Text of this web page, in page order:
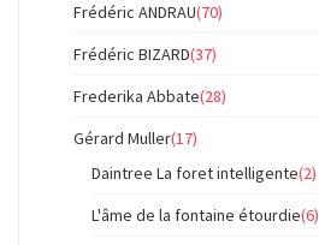
Frédéric ANDRAU(70)
Frédéric BIZARD(37)
Frederika Abbate(28)
Gérard Muller(17)
Daintree La foret intelligente(2)
L'âme de la fontaine étourdie(6)